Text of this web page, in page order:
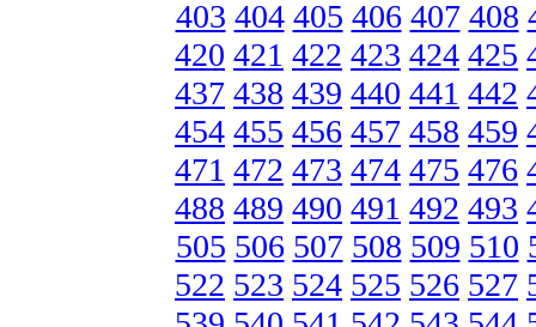
403 404 405 406 407 408
420 421 422 423 424 425
437 438 439 440 441 442
454 455 456 457 458 459
471 472 473 474 475 476
488 489 490 491 492 493
505 506 507 508 509 510
522 523 524 525 526 527